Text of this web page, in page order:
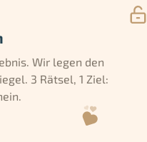
Wir legen den
3 Rätsel, 1 Ziel: